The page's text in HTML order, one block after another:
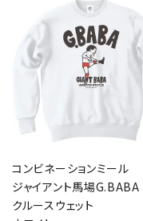
コンビネーションミール
ジャイアント馬場G.BABA
クルースウェット